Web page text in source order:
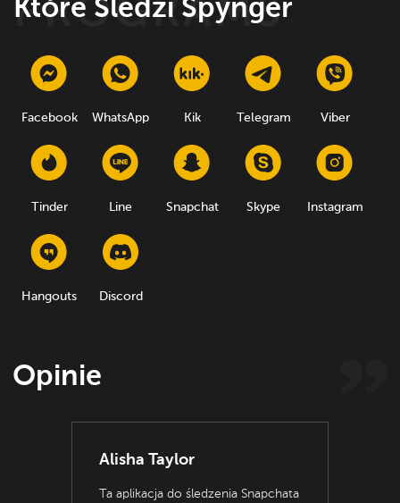
Które Śledzi Spynger
Facebook WhatsApp Kik Telegram Viber
Tinder Line Snapchat Skype Instagram
Hangouts Discord
Opinie
Alisha Taylor
Ta aplikacja do śledzenia Snapchata